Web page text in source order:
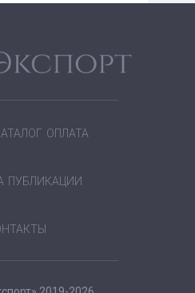
ОПЛАТА
ПУБЛИКАЦИИ